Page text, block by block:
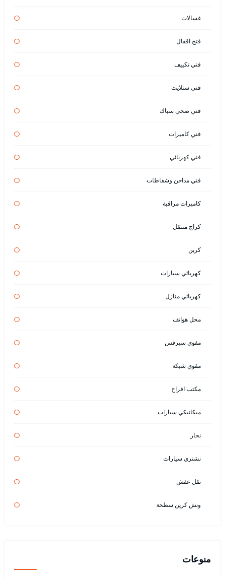
غسالات
فتح اقفال
فني تكييف
فني ستلايت
فني صحي سباك
فني كاميرات
فني كهربائي
فني مداخن وشفاطات
كاميرات مراقبة
كراج متنقل
كرين
كهربائي سيارات
كهربائي منازل
محل هواتف
مقوي سيرفس
مقوي شبكة
مكتب افراح
ميكانيكي سيارات
نجار
نشتري سيارات
نقل عفش
ونش كرين سطحة
منوعات